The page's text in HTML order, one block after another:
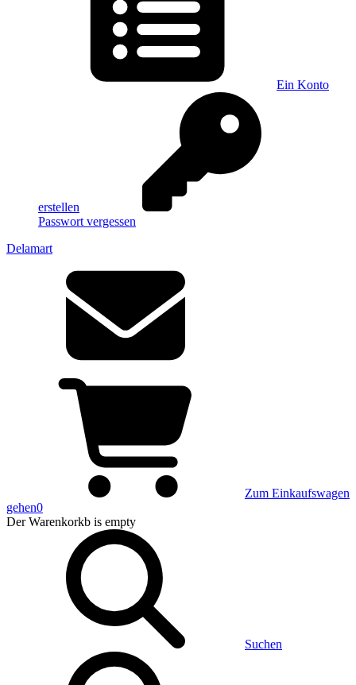
Ein Konto
erstellen
Passwort vergessen
Delamart
Zum Einkaufswagen
gehen0
Der Warenkorkb is empty
Suchen